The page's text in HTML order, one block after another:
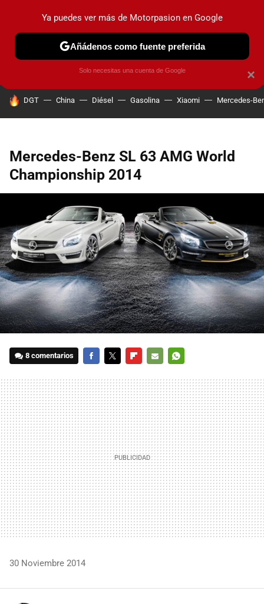
PRUEBAS COCHES ELÉCTRICOS OBSERVATORIO
HOY SE HABLA DE
DGT China Diésel Gasolina Xiaomi Mercedes-
Mercedes-Benz SL 63 AMG World
Championship 2014
8 comentarios
MAIL
30 Noviembre 2014
×
Ya puedes ver más de Motorpasion en Google
Añádenos como fuente preferida
Solo necesitas una cuenta de Google